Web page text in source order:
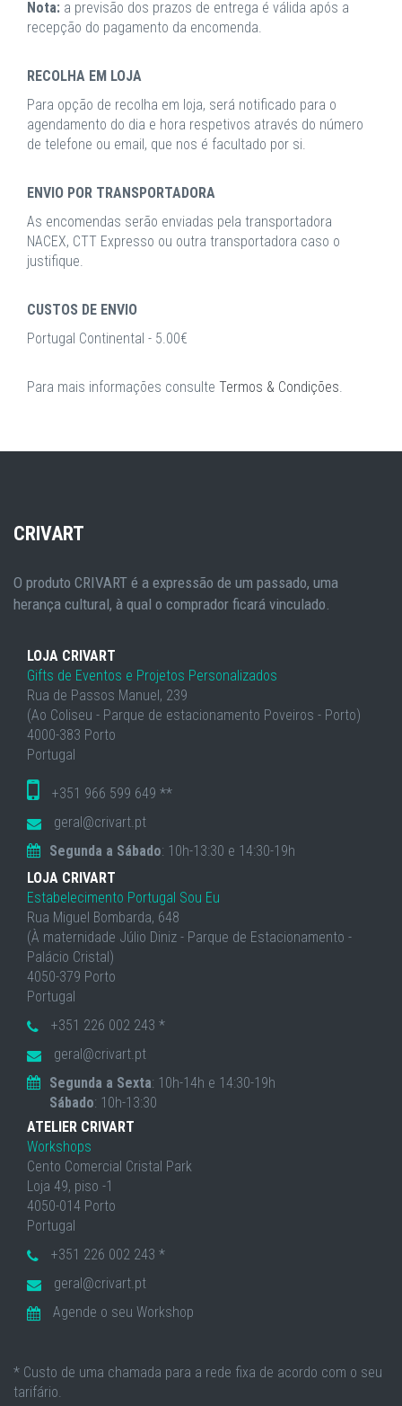
Nota: a previsão dos prazos de entrega é válida após a
recepção do pagamento da encomenda.
RECOLHA EM LOJA
Para opção de recolha em loja, será notificado para o
agendamento do dia e hora respetivos através do número
de telefone ou email, que nos é facultado por si.
ENVIO POR TRANSPORTADORA
As encomendas serão enviadas pela transportadora
NACEX, CTT Expresso ou outra transportadora caso o
justifique.
CUSTOS DE ENVIO
Portugal Continental - 5.00€
Para mais informações consulte Termos & Condições.
CRIVART
O produto CRIVART é a expressão de um passado, uma
herança cultural, à qual o comprador ficará vinculado.
LOJA CRIVART
Gifts de Eventos e Projetos Personalizados
Rua de Passos Manuel, 239
(Ao Coliseu - Parque de estacionamento Poveiros - Porto)
4000-383 Porto
Portugal
+351 966 599 649 **
geral@crivart.pt
Segunda a Sábado: 10h-13:30 e 14:30-19h
LOJA CRIVART
Estabelecimento Portugal Sou Eu
Rua Miguel Bombarda, 648
(À maternidade Júlio Diniz - Parque de Estacionamento -
Palácio Cristal)
4050-379 Porto
Portugal
+351 226 002 243 *
geral@crivart.pt
Segunda a Sexta: 10h-14h e 14:30-19h
Sábado: 10h-13:30
ATELIER CRIVART
Workshops
Cento Comercial Cristal Park
Loja 49, piso -1
4050-014 Porto
Portugal
+351 226 002 243 *
geral@crivart.pt
Agende o seu Workshop
* Custo de uma chamada para a rede fixa de acordo com o seu
tarifário.